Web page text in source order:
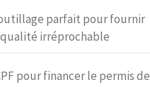
parfait pour fournir
irréprochable
pour financer le permis de